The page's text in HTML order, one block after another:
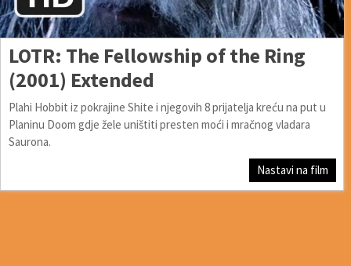
LOTR: The Fellowship of the Ring
(2001) Extended
Plahi Hobbit iz pokrajine Shite i njegovih 8 prijatelja kreću na put u
Planinu Doom gdje žele uništiti presten moći i mračnog vladara
Saurona.
Nastavi na film